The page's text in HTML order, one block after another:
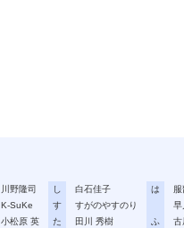
川野隆司
K-SuKe
小松原 英
し
白石佳子
す
すがのやすのり
た
田川 秀樹
は
早
ふ
古